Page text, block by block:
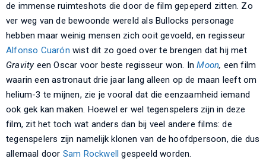
de immense ruimteshots die door de film gepeperd zitten. Zo
ver weg van de bewoonde wereld als Bullocks personage
hebben maar weinig mensen zich ooit gevoeld, en regisseur
Alfonso Cuarón wist dit zo goed over te brengen dat hij met
Gravity een Oscar voor beste regisseur won. InMoon, een film
waarin een astronaut drie jaar lang alleen op de maan leeft om
helium-3 te mijnen, zie je vooral dat die eenzaamheid iemand
ook gek kan maken. Hoewel er wel tegenspelers zijn in deze
film, zit het toch wat anders dan bij veel andere films: de
tegenspelers zijn namelijk klonen van de hoofdpersoon, die dus
allemaal door Sam Rockwell gespeeld worden.